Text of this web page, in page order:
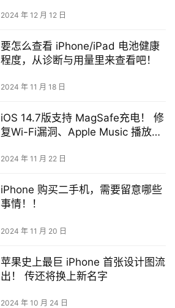
2024 年 12 月 12 日
要怎么查看 iPhone/iPad 电池健康
程度，从诊断与用量里来查看吧！
2024 年 11 月 18 日
iOS 14.7版支持 MagSafe充电！ 修
复Wi-Fi漏洞、Apple Music 播放问
2024 年 11 月 22 日
iPhone 购买二手机，需要留意哪些
事情！！
2024 年 11 月 20 日
苹果史上最巨 iPhone 首张设计图流
出！ 传还将换上新名字
2024 年 10 月 24 日